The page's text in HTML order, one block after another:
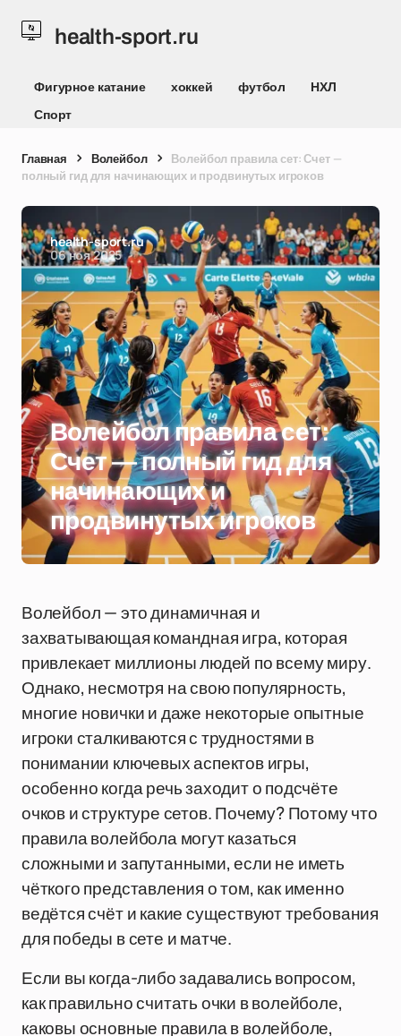
health-sport.ru
Фигурное катание хоккей футбол
НХЛ
Спорт
Главная Волейбол
Волейбол правила сет: Счет —
полный гид для начинающих и продвинутых игроков
health-sport.ru
06 ноя 2025
Волейбол правила сет:
Счет — полный гид для
начинающих и
продвинутых игроков
Волейбол — это динамичная и
захватывающая командная игра, которая
привлекает миллионы людей по всему миру.
Однако, несмотря на свою популярность,
многие новички и даже некоторые опытные
игроки сталкиваются с трудностями в
понимании ключевых аспектов игры,
особенно когда речь заходит о подсчёте
очков и структуре сетов. Почему? Потому что
правила волейбола могут казаться
сложными и запутанными, если не иметь
чёткого представления о том, как именно
ведётся счёт и какие существуют требования
для победы в сете и матче.
Если вы когда-либо задавались вопросом,
как правильно считать очки в волейболе,
каковы основные правила в волейболе,